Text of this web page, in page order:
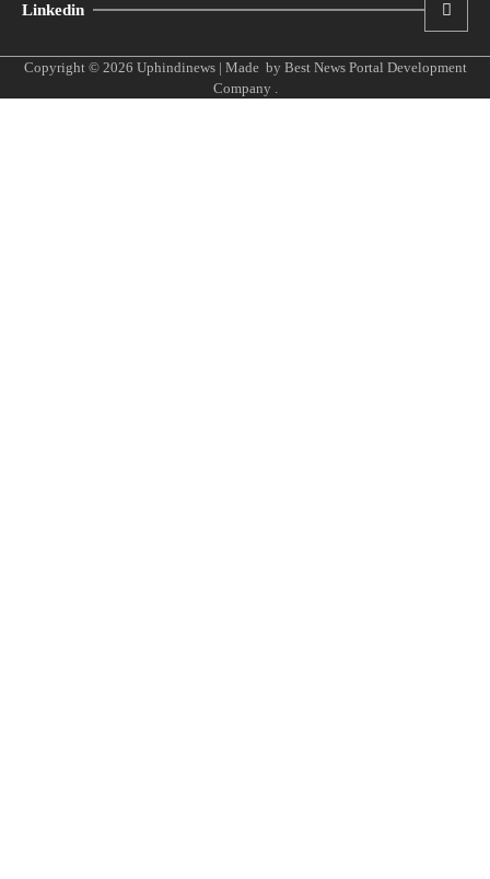
Linkedin
Copyright © 2026 Uphindinews| Made by Best News Portal Development
Company.